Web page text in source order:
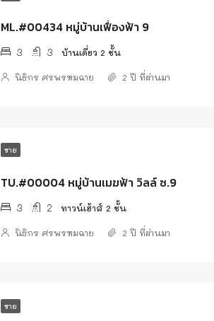
ML.#00434 หมู่บ้านเฟื่องฟ้า 9
3 3 บ้านเดี่ยว 2 ชั้น
นิธิกร ศรพรหมฉาย 2 ปี ที่ผ่านมา
ขาย
TU.#00004 หมู่บ้านเมฆฟ้า วิลล์ ซ.9
3 2 ทาวน์เฮ้าส์ 2 ชั้น
นิธิกร ศรพรหมฉาย 2 ปี ที่ผ่านมา
ขาย